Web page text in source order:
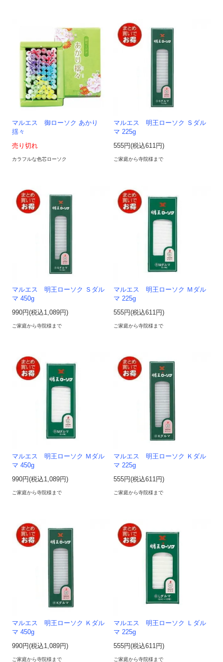
マルエス 御ローソク あかり
揺々
売り切れ
カラフルな色芯ローソク
マルエス 明王ローソク Ｓダル
マ 225g
555円(税込611円)
ご家庭から寺院様まで
マルエス 明王ローソク Ｓダル
マ 450g
990円(税込1,089円)
ご家庭から寺院様まで
マルエス 明王ローソク Ｍダル
マ 225g
555円(税込611円)
ご家庭から寺院様まで
マルエス 明王ローソク Ｍダル
マ 450g
990円(税込1,089円)
ご家庭から寺院様まで
マルエス 明王ローソク Ｋダル
マ 225g
555円(税込611円)
ご家庭から寺院様まで
マルエス 明王ローソク Ｋダル
マ 450g
990円(税込1,089円)
ご家庭から寺院様まで
マルエス 明王ローソク Ｌダル
マ 225g
555円(税込611円)
ご家庭から寺院様まで